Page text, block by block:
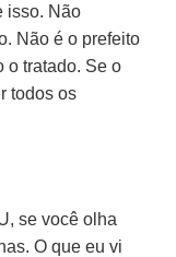
isso. Não
Não é o prefeito
o tratado. Se o
todos os
se você olha
O que eu vi